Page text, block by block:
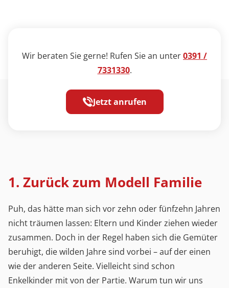
Wir beraten Sie gerne! Rufen Sie an unter0391 /
7331330.
Jetzt anrufen
1. Zurück zum Modell Familie
Puh, das hätte man sich vor zehn oder fünfzehn Jahren
nicht träumen lassen: Eltern und Kinder ziehen wieder
zusammen. Doch in der Regel haben sich die Gemüter
beruhigt, die wilden Jahre sind vorbei – auf der einen
wie der anderen Seite. Vielleicht sind schon
Enkelkinder mit von der Partie. Warum tun wir uns